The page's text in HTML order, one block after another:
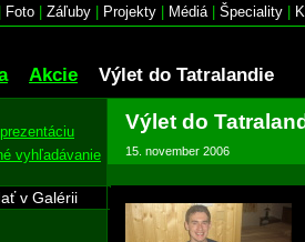
Foto Záľuby Projekty Médiá| Špeciality
Akcie Výlet do Tatralandie
vyhľadávanie
Výlet do
15. november 2006